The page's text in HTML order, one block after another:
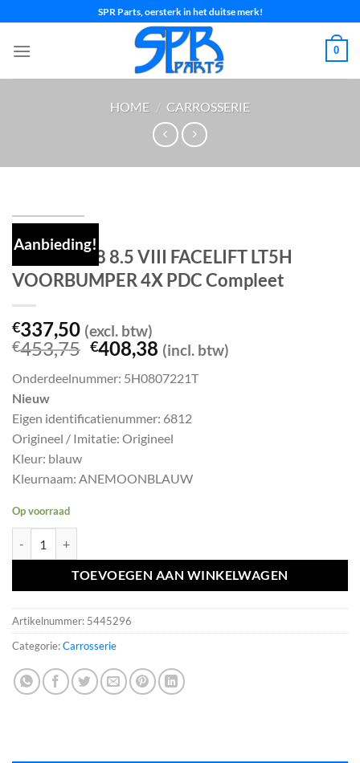
inhoud
SPR Parts, oersterk in het duitse merk!
0
HOME / CARROSSERIE
Aanbieding!
VW GOLF 8 8.5 VIII FACELIFT LT5H
VOORBUMPER 4X PDC Compleet
€337,50 (excl. btw)
€453,75 Oorspronkelijke
was:
€408,38 Huidige
prijs
is:
(incl. btw)
Onderdeelnummer: 5H0807221T
Nieuw
Eigen identificatienummer: 6812
Origineel / Imitatie: Origineel
Kleur: blauw
Kleurnaam: ANEMOONBLAUW
Op voorraad
TOEVOEGEN AAN WINKELWAGEN
Artikelnummer: 5445296
Categorie:Carrosserie